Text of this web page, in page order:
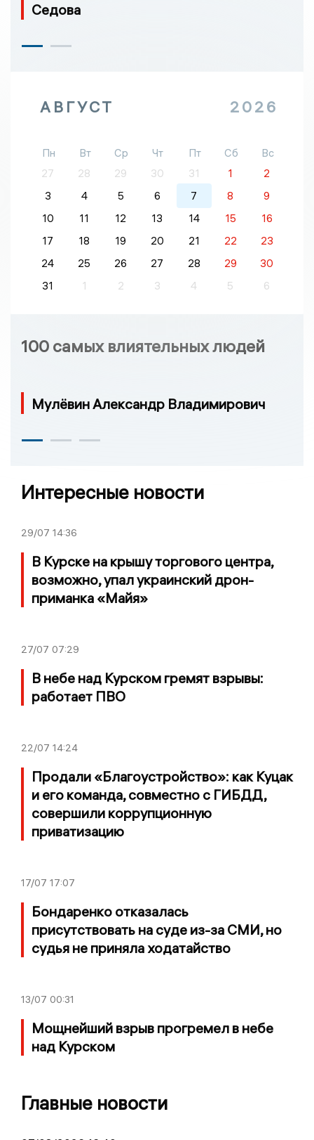
Седова
АВГУСТ 2026
Пн Вт Ср Чт Пт Сб
Вс
27
28 29 30 31 1
2
3
4 5 6 7 8
9
10
11 12 13 14 15
16
17
18 19 20 21 22
23
24
25 26 27 28 29
30
31
1 2 3 4 5 6
100 самых влиятельных людей
Мулёвин Александр Владимирович
Интересные новости
29/07 14:36
В Курске на крышу торгового центра,
возможно, упал украинский дрон-
приманка «Майя»
27/07 07:29
В небе над Курском гремят взрывы:
работает ПВО
22/07 14:24
Продали «Благоустройство»: как Куцак
и его команда, совместно с ГИБДД,
совершили коррупционную
приватизацию
17/07 17:07
Бондаренко отказалась
присутствовать на суде из-за СМИ, но
судья не приняла ходатайство
13/07 00:31
Мощнейший взрыв прогремел в небе
над Курском
Главные новости